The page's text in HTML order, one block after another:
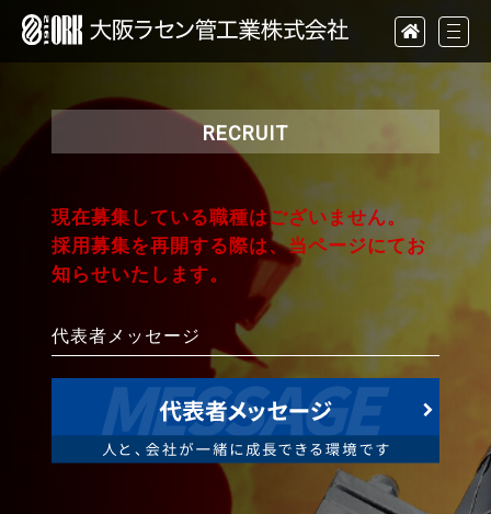
RECRUIT
現在募集している職種はございません。
採用募集を再開する際は、当ページにてお
知らせいたします。
代表者メッセージ